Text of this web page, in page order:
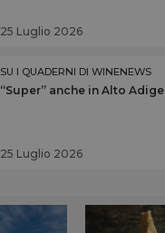
25 Luglio 2026
SU I QUADERNI DI WINENEWS
“Super” anche in Alto Adige
25 Luglio 2026